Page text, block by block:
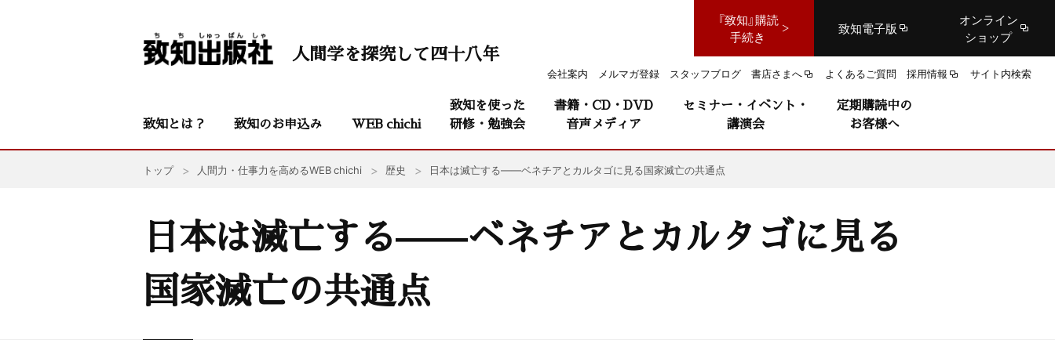
『致知』購読
手続き
致知電子版
オンライン
ショップ
会社案内 メルマガ登録 スタッフブログ 書店さまへ よくあるご質問 採用情報 サイト内検索
人間学を探究して四十八年
致知とは？ 致知のお申込み WEB chichi
致知を使った
研修・勉強会
書籍・CD・DVD
音声メディア
セミナー・イベント・
講演会
定期購読中の
お客様へ
トップ 人間力・仕事力を高めるWEB chichi 歴史 日本は滅亡する——ベネチアとカルタゴに見る国家滅亡の共通点
日本は滅亡する——ベネチアとカルタゴに見る
国家滅亡の共通点